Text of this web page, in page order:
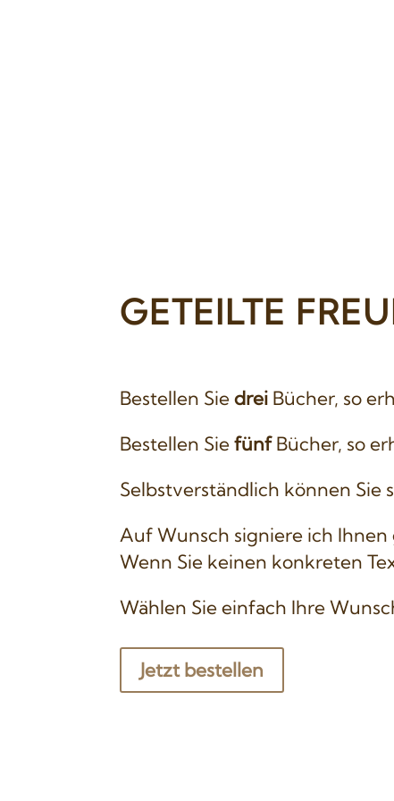
GETEILTE
Bestellen Siedrei Bücher, so
Bestellen SiefünfBücher, so
Selbstverständlich können Sie
Auf Wunsch signiere ich
Wenn Sie keinen konkreten
Wählen Sie einfach Ihre
Jetzt bestellen